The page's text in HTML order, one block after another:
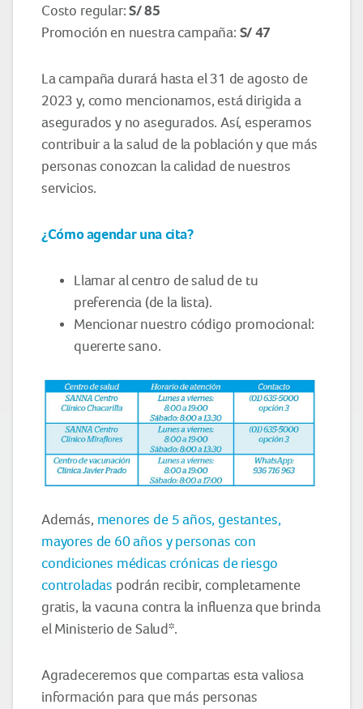
Costo regular:S/ 85
Promoción en nuestra campaña: S/ 47
La campaña durará hasta el 31 de agosto de
2023 y, como mencionamos, está dirigida a
asegurados y no asegurados. Así, esperamos
contribuir a la salud de la población y que más
personas conozcan la calidad de nuestros
servicios.
¿Cómo agendar una cita?
Llamar al centro de salud de tu
preferencia (de la lista).
Mencionar nuestro código promocional:
quererte sano.
Además, menores de 5 años, gestantes,
mayores de 60 años y personas con
condiciones médicas crónicas de riesgo
controladas podrán recibir, completamente
gratis, la vacuna contra la influenza que brinda
el Ministerio de Salud*.
Agradeceremos que compartas esta valiosa
información para que más personas